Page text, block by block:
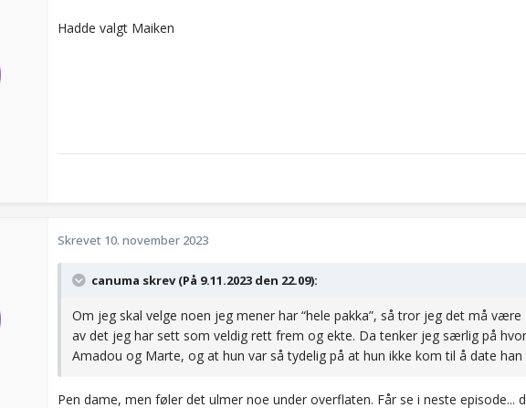
Hadde valgt Maiken
Skrevet 10. november 2023
canuma skrev (På 9.11.2023 den 22.09):
Om jeg skal velge noen jeg mener har “hele pakka”, så tror jeg det må
av det jeg har sett som veldig rett frem og ekte. Da tenker jeg særlig på
Amadou og Marte, og at hun var så tydelig på at hun ikke kom til å date han
Pen dame, men føler det ulmer noe under overflaten. Får se i neste episode...